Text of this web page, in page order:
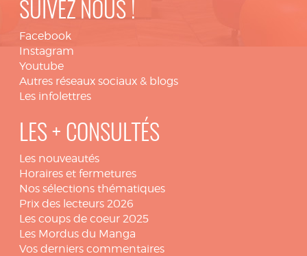
SUIVEZ NOUS !
Facebook
Instagram
Youtube
Autres réseaux sociaux & blogs
Les infolettres
LES + CONSULTÉS
Les nouveautés
Horaires et fermetures
Nos sélections thématiques
Prix des lecteurs 2026
Les coups de coeur 2025
Les Mordus du Manga
Vos derniers commentaires